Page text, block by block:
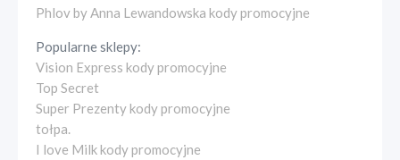
Phlov by Anna Lewandowska kody promocyjne
Popularne sklepy:
Vision Express kody promocyjne
Top Secret
Super Prezenty kody promocyjne
tołpa.
I love Milk kody promocyjne